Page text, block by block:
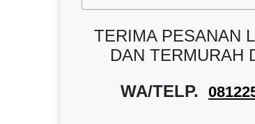
TERIMA PESANAN
DAN TERMURAH
WA/TELP.